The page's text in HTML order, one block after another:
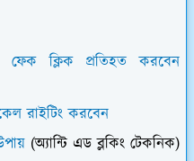
ফেক ক্লিক প্রতিহত করবেন
রাইটিং করবেন
(অ্যান্টি এড ব্লকিং টেকনিক)